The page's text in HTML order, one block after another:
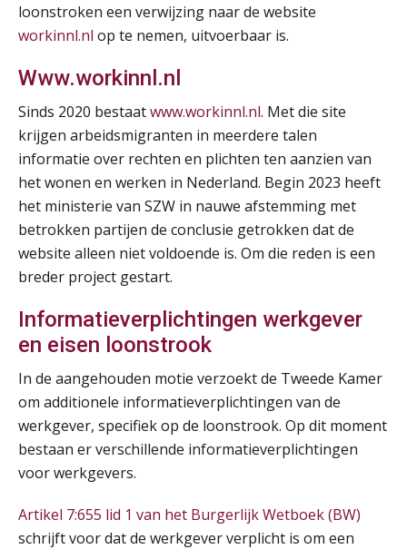
loonstroken een verwijzing naar de website
workinnl.nl op te nemen, uitvoerbaar is.
Www.workinnl.nl
Sinds 2020 bestaatwww.workinnl.nl. Met die site
krijgen arbeidsmigranten in meerdere talen
informatie over rechten en plichten ten aanzien van
het wonen en werken in Nederland. Begin 2023 heeft
het ministerie van SZW in nauwe afstemming met
betrokken partijen de conclusie getrokken dat de
website alleen niet voldoende is. Om die reden is een
breder project gestart.
Informatieverplichtingen werkgever
en eisen loonstrook
In de aangehouden motie verzoekt de Tweede Kamer
om additionele informatieverplichtingen van de
werkgever, specifiek op de loonstrook. Op dit moment
bestaan er verschillende informatieverplichtingen
voor werkgevers.
Artikel 7:655 lid 1 van het Burgerlijk Wetboek (BW)
schrijft voor dat de werkgever verplicht is om een
07
AUG
Markus Verbeek Praehep
11
AUG
Practical Diploma in Payroll Administration (PDL®)
Markus Verbeek Praehep
14
Markus Verbeek Praehep
AUG
Markus Verbeek Praehep
20
AUG
Module Loonheffingen PDL
Markus Verbeek Praehep
24
AUG
Markus Verbeek Praehep